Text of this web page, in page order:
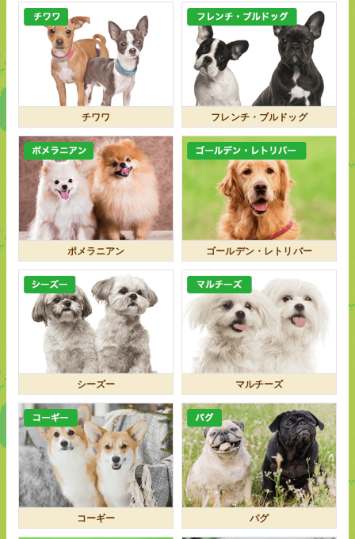
チワワ フレンチ・ブルドッグ
ポメラニアン ゴールデン・レトリバー
シーズー マルチーズ
コーギー パグ